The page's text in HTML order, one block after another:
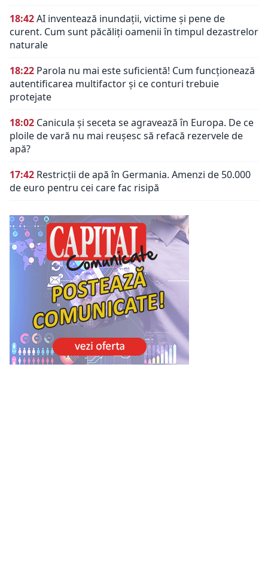
18:42AI inventează inundații, victime și pene de
curent. Cum sunt păcăliți oamenii în timpul dezastrelor
naturale
18:22 Parola nu mai este suficientă! Cum funcționează
autentificarea multifactor și ce conturi trebuie
protejate
18:02 Canicula și seceta se agravează în Europa. De ce
ploile de vară nu mai reușesc să refacă rezervele de
apă?
17:42 Restricții de apă în Germania. Amenzi de 50.000
de euro pentru cei care fac risipă